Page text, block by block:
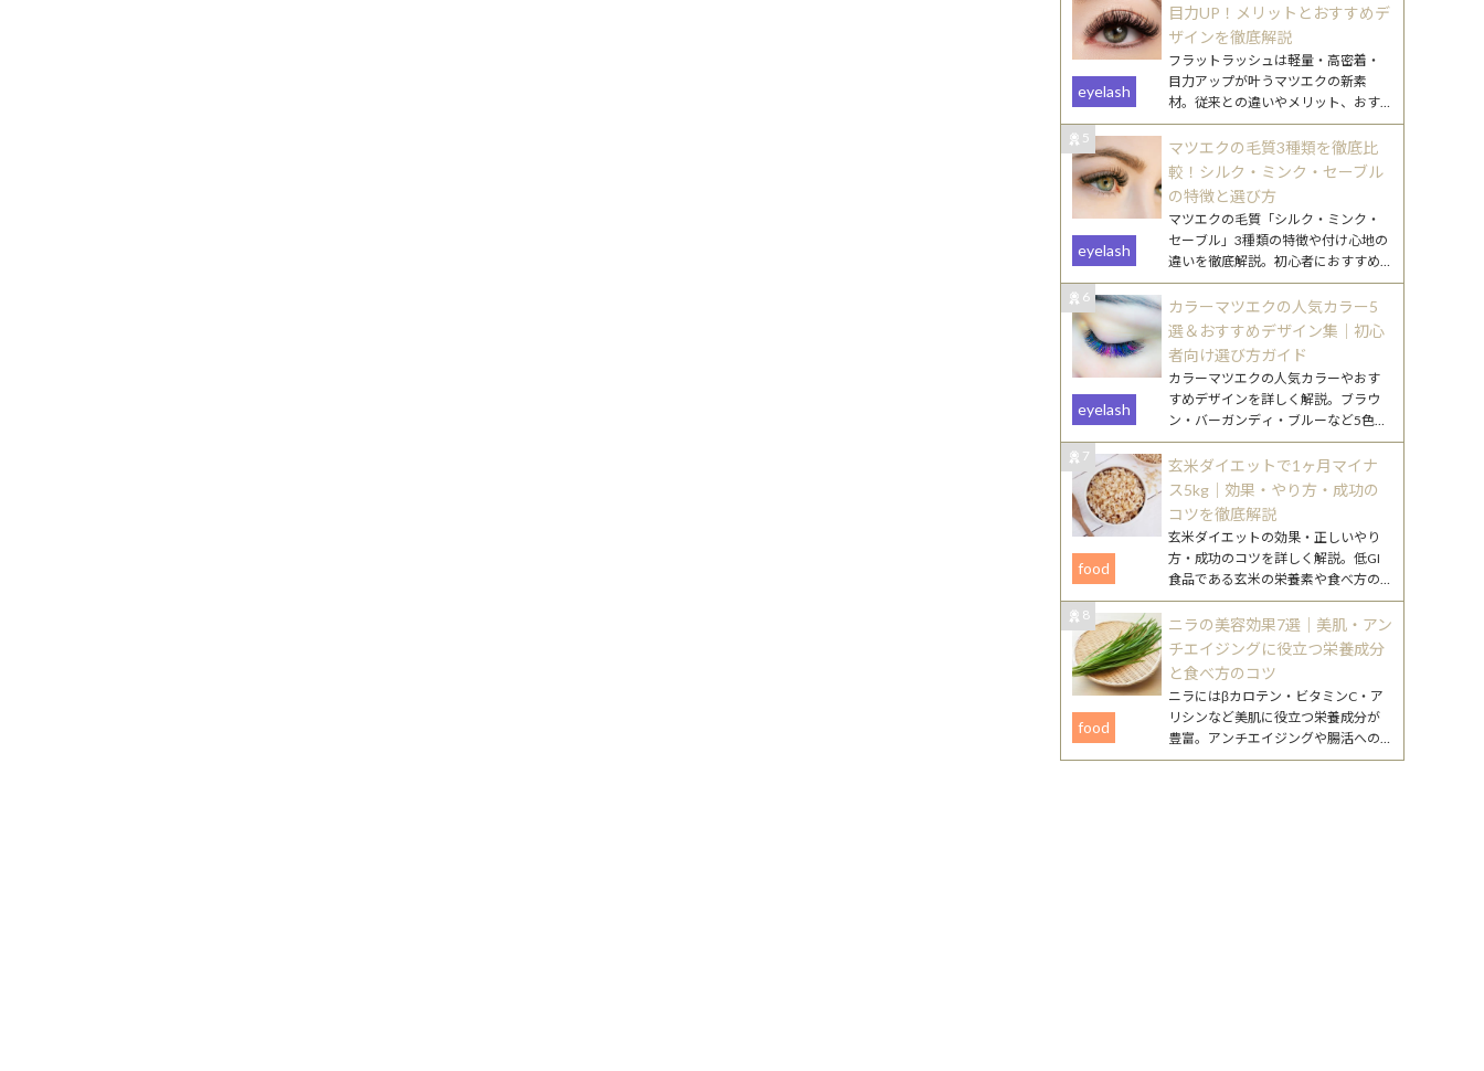
目力UP！メリットとおすすめデ
ザインを徹底解説
eyelash
フラットラッシュは軽量・高密着・
目力アップが叶うマツエクの新素
材。従来との違いやメリット、おす
すめデザインをわかりやすく解説し
ます。
5
マツエクの毛質3種類を徹底比
較！シルク・ミンク・セーブル
の特徴と選び方
eyelash
マツエクの毛質「シルク・ミンク・
セーブル」3種類の特徴や付け心地の
違いを徹底解説。初心者におすすめ
の選び方や、なりたい目元別のポイ
ントもご紹介します。
6
カラーマツエクの人気カラー5
選＆おすすめデザイン集｜初心
者向け選び方ガイド
eyelash
カラーマツエクの人気カラーやおす
すめデザインを詳しく解説。ブラウ
ン・バーガンディ・ブルーなど5色の
特徴と、初心者でも挑戦しやすい取
り入れ方を紹介します。
7
玄米ダイエットで1ヶ月マイナ
ス5kg｜効果・やり方・成功の
コツを徹底解説
food
玄米ダイエットの効果・正しいやり
方・成功のコツを詳しく解説。低GI
食品である玄米の栄養素や食べ方の
工夫、注意点まで、無理なく続ける
ためのポイントをまとめました。
8
ニラの美容効果7選｜美肌・アン
チエイジングに役立つ栄養成分
と食べ方のコツ
food
ニラにはβカロテン・ビタミンC・ア
リシンなど美肌に役立つ栄養成分が
豊富。アンチエイジングや腸活への
働きが期待できるニラの美容効果